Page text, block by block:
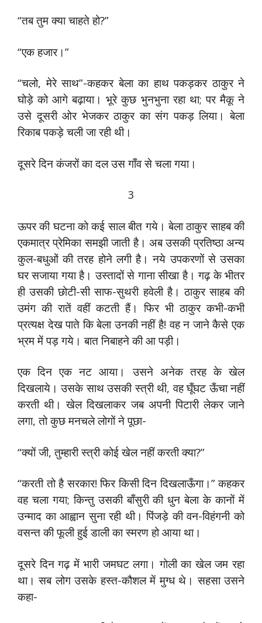
“तब तुम क्या चाहते हो?”
“एक हजार।”
“चलो, मेरे साथ”-कहकर बेला का हाथ पकड़कर ठाकुर ने
घोड़े को आगे बढ़ाया। भूरे कुछ भुनभुना रहा था; पर मैकू ने
उसे दूसरी ओर भेजकर ठाकुर का संग पकड़ लिया। बेला
रिकाब पकड़े चली जा रही थी।
दूसरे दिन कंजरों का दल उस गाँव से चला गया।
3
ऊपर की घटना को कई साल बीत गये। बेला ठाकुर साहब की
एकमात्र प्रेमिका समझी जाती है। अब उसकी प्रतिष्ठा अन्य
कुल-बधुओं की तरह होने लगी है। नये उपकरणों से उसका
घर सजाया गया है। उस्तादों से गाना सीखा है। गढ़ के भीतर
ही उसकी छोटी-सी साफ-सुथरी हवेली है। ठाकुर साहब की
उमंग की रातें वहीं कटती हैं। फिर भी ठाकुर कभी-कभी
प्रत्यक्ष देख पाते कि बेला उनकी नहीं है! वह न जाने कैसे एक
भ्रम में पड़ गये। बात निबाहने की आ पड़ी।
एक दिन एक नट आया। उसने अनेक तरह के खेल
दिखलाये। उसके साथ उसकी स्त्री थी, वह घूँघट ऊँचा नहीं
करती थी। खेल दिखलाकर जब अपनी पिटारी लेकर जाने
लगा, तो कुछ मनचले लोगों ने पूछा-
“क्यों जी, तुम्हारी स्त्री कोई खेल नहीं करती क्या?”
“करती तो है सरकार! फिर किसी दिन दिखलाऊँगा।” कहकर
वह चला गया; किन्तु उसकी बाँसुरी की धुन बेला के कानों में
उन्माद का आह्वान सुना रही थी। पिंजड़े की वन-विहंगनी को
वसन्त की फूली हुई डाली का स्मरण हो आया था।
दूसरे दिन गढ़ में भारी जमघट लगा। गोली का खेल जम रहा
था। सब लोग उसके हस्त-कौशल में मुग्ध थे। सहसा उसने
कहा-